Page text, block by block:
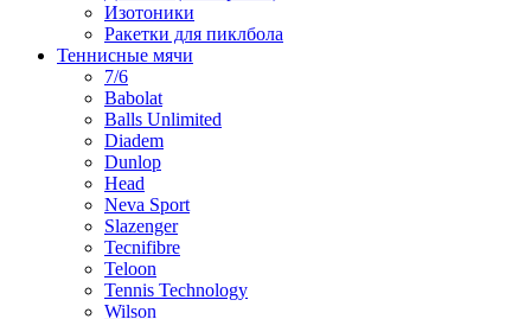
Изотоники
Ракетки для пиклбола
Теннисные мячи
7/6
Babolat
Balls Unlimited
Diadem
Dunlop
Head
Neva Sport
Slazenger
Tecnifibre
Teloon
Tennis Technology
Wilson